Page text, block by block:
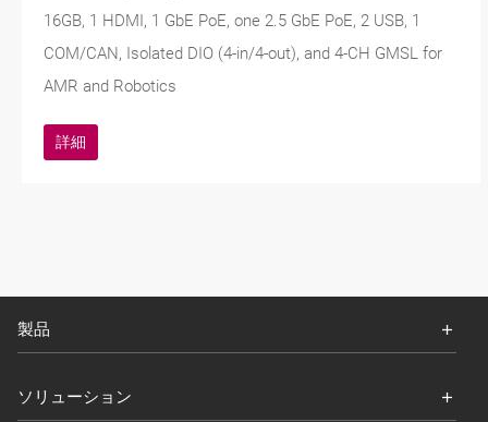
16GB, 1 HDMI, 1 GbE PoE, one 2.5 GbE PoE, 2 USB, 1
COM/CAN, Isolated DIO (4-in/4-out), and 4-CH GMSL for
AMR and Robotics
詳細
製品
ソリューション